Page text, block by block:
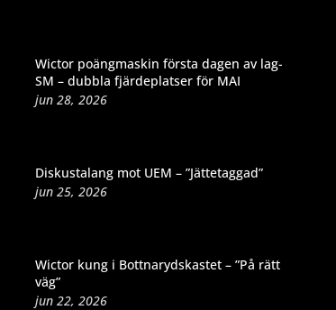
Wictor poängmaskin första dagen av lag-
SM – dubbla fjärdeplatser för MAI
jun 28, 2026
Diskustalang mot UEM – ”Jättetaggad”
jun 25, 2026
Wictor kung i Bottnarydskastet – ”På rätt
väg”
jun 22, 2026